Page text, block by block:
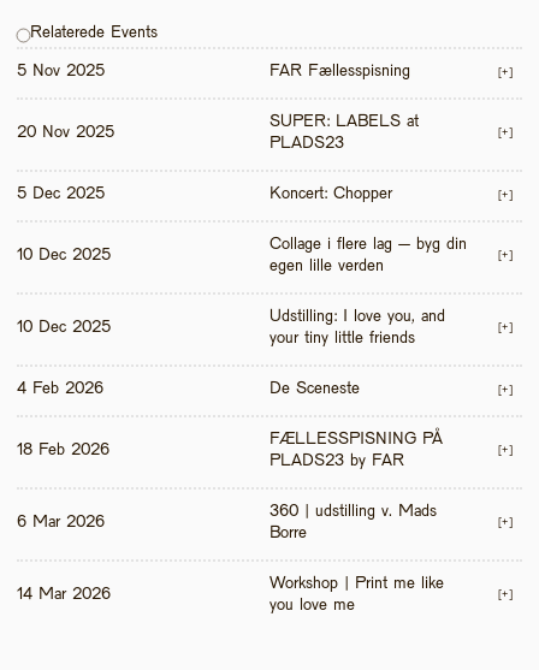
Relaterede Events
5 Nov 2025 FAR Fællesspisning [+]
20 Nov 2025
SUPER: LABELS at
PLADS23
[+]
5 Dec 2025 Koncert: Chopper [+]
10 Dec 2025
Collage i flere lag – byg din
egen lille verden
[+]
10 Dec 2025
Udstilling: I love you, and
your tiny little friends
[+]
4 Feb 2026 De Sceneste [+]
18 Feb 2026
FÆLLESSPISNING PÅ
PLADS23 by FAR
[+]
6 Mar 2026
360 | udstilling v. Mads
Borre
[+]
14 Mar 2026
Workshop | Print me like
you love me
[+]